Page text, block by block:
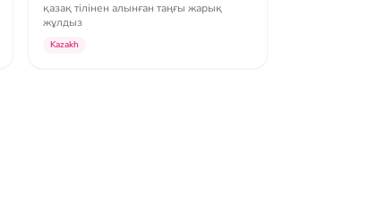
қазақ тілінен алынған таңғы жарық
жұлдыз
Kazakh